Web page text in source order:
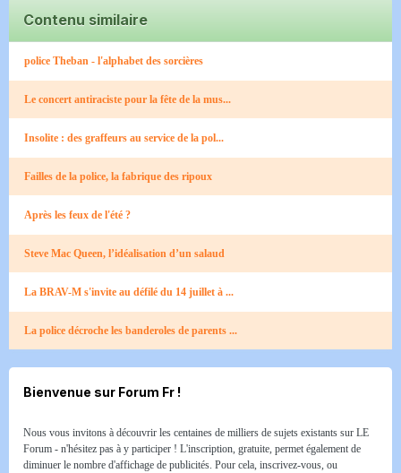
Contenu similaire
police Theban - l'alphabet des sorcières
Le concert antiraciste pour la fête de la mus...
Insolite : des graffeurs au service de la pol...
Failles de la police, la fabrique des ripoux
Après les feux de l'été ?
Steve Mac Queen, l’idéalisation d’un salaud
La BRAV-M s'invite au défilé du 14 juillet à ...
La police décroche les banderoles de parents ...
Bienvenue sur Forum Fr !
Nous vous invitons à découvrir les centaines de milliers de sujets existants sur LE
Forum - n'hésitez pas à y participer ! L'inscription, gratuite, permet également de
diminuer le nombre d'affichage de publicités. Pour cela, inscrivez-vous, ou